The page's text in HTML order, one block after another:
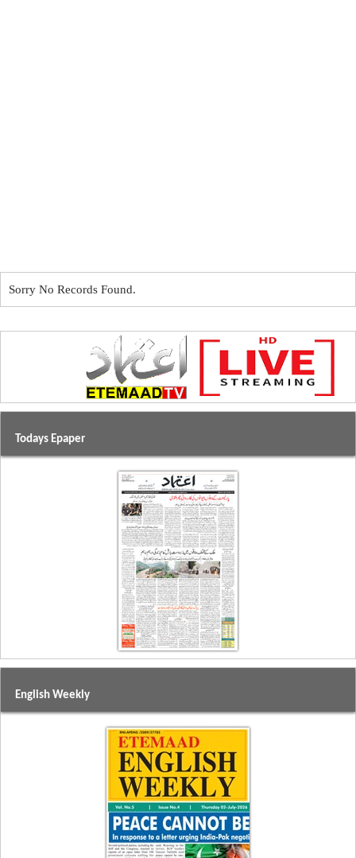
Sorry No Records Found.
Todays Epaper
English Weekly